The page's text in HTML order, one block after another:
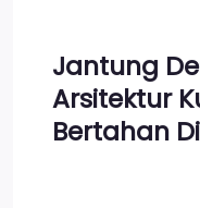
Jantung
Arsitektur
Bertahan